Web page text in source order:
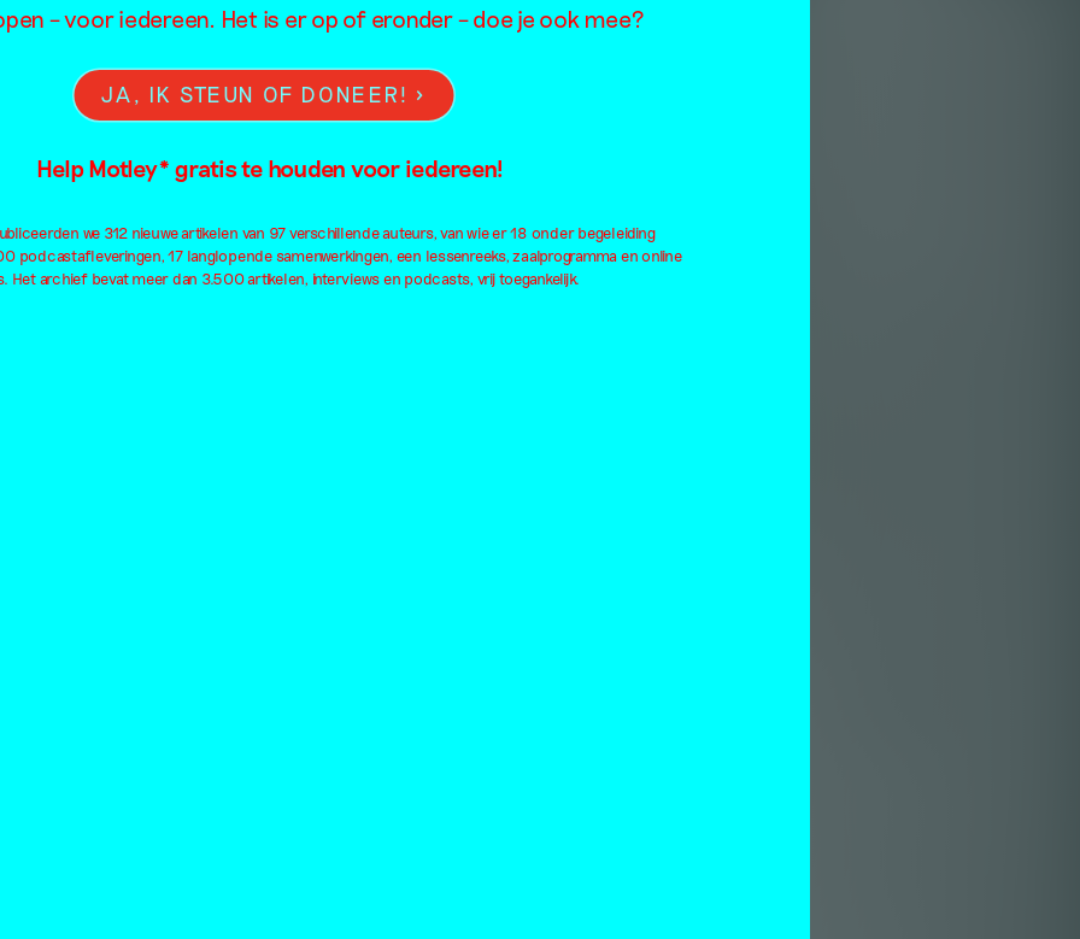
– voor iedereen. Het is er op of eronder – doe je ook mee?
JA, IK STEUN OF DONEER!
Help Motley* gratis te houden voor iedereen!
we 312 nieuwe artikelen van 97 verschillende auteurs, van wie er 18 onder begeleiding
podcastafleveringen, 17 langlopende samenwerkingen, een lessenreeks, zaalprogramma en online
Het archief bevat meer dan 3.500 artikelen, interviews en podcasts, vrij toegankelijk.